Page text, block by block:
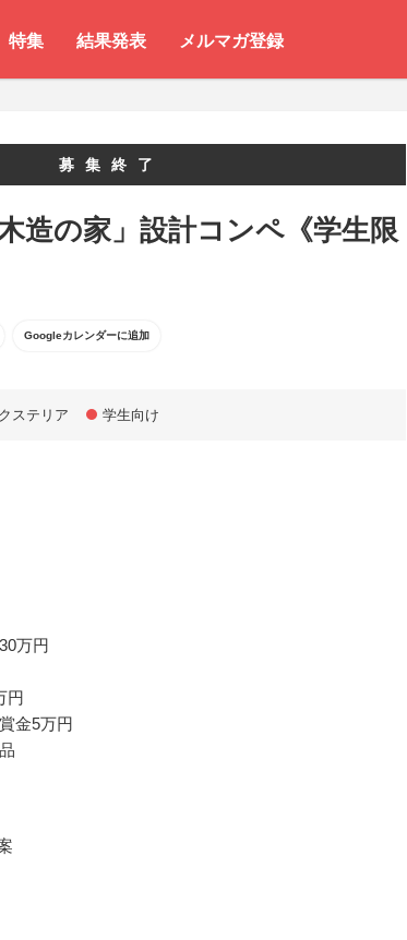
特集 結果発表 メルマガ登録
募集終了
造の家」設計コンペ《学生限
Googleカレンダーに追加
ステリア 学生向け
万円
円
金5万円